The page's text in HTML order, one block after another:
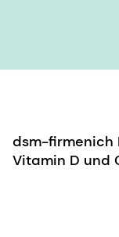
dsm-firmenich
Vitamin D und